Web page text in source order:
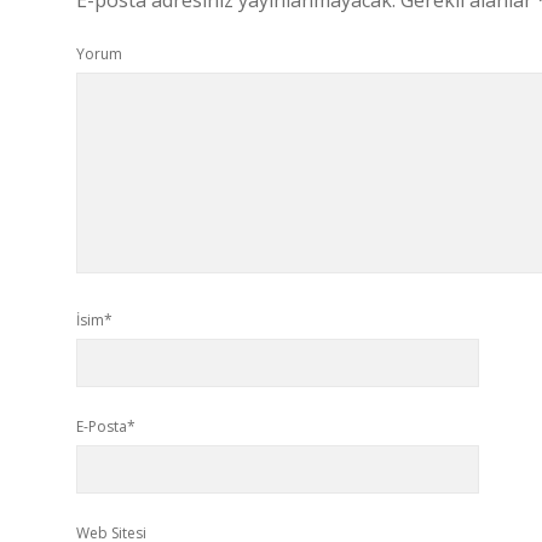
Yorum
İsim*
E-Posta*
Web Sitesi